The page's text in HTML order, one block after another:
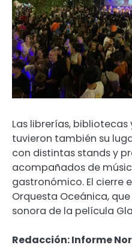
Las librerías,
tuvieron también su
con distintas stands y
acompañados de
gastronómico. El cierre
Orquesta Oceánica,
sonora de la película
Redacción: Informe